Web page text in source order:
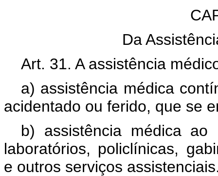
Da
Art. 31. A assistência
a) assistência médica
acidentado ou ferido, que se
b) assistência médica
laboratórios, policlínicas,
e outros serviços